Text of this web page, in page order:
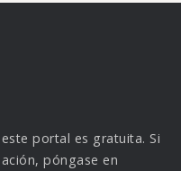
portal es gratuita. Si
póngase en